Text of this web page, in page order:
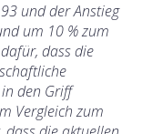
und der Anstieg
um 10 % zum
dass die
den Griff
Vergleich zum